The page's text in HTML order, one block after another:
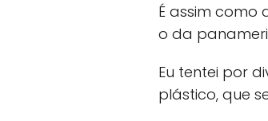
É assim
o da
Eu tentei por
plástico, que